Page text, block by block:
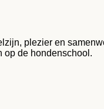
plezier en
op de hondenschool.